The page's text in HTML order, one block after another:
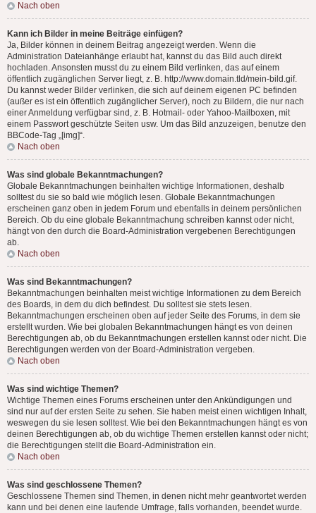
Nach oben
Kann ich Bilder in meine Beiträge einfügen?
Ja, Bilder können in deinem Beitrag angezeigt werden. Wenn die
Administration Dateianhänge erlaubt hat, kannst du das Bild auch direkt
hochladen. Ansonsten musst du zu einem Bild verlinken, das auf einem
öffentlich zugänglichen Server liegt, z. B. http://www.domain.tld/mein-bild.gif.
Du kannst weder Bilder verlinken, die sich auf deinem eigenen PC befinden
(außer es ist ein öffentlich zugänglicher Server), noch zu Bildern, die nur nach
einer Anmeldung verfügbar sind, z. B. Hotmail- oder Yahoo-Mailboxen, mit
einem Passwort geschützte Seiten usw. Um das Bild anzuzeigen, benutze den
BBCode-Tag „[img]“.
Nach oben
Was sind globale Bekanntmachungen?
Globale Bekanntmachungen beinhalten wichtige Informationen, deshalb
solltest du sie so bald wie möglich lesen. Globale Bekanntmachungen
erscheinen ganz oben in jedem Forum und ebenfalls in deinem persönlichen
Bereich. Ob du eine globale Bekanntmachung schreiben kannst oder nicht,
hängt von den durch die Board-Administration vergebenen Berechtigungen
ab.
Nach oben
Was sind Bekanntmachungen?
Bekanntmachungen beinhalten meist wichtige Informationen zu dem Bereich
des Boards, in dem du dich befindest. Du solltest sie stets lesen.
Bekanntmachungen erscheinen oben auf jeder Seite des Forums, in dem sie
erstellt wurden. Wie bei globalen Bekanntmachungen hängt es von deinen
Berechtigungen ab, ob du Bekanntmachungen erstellen kannst oder nicht. Die
Berechtigungen werden von der Board-Administration vergeben.
Nach oben
Was sind wichtige Themen?
Wichtige Themen eines Forums erscheinen unter den Ankündigungen und
sind nur auf der ersten Seite zu sehen. Sie haben meist einen wichtigen Inhalt,
weswegen du sie lesen solltest. Wie bei den Bekanntmachungen hängt es von
deinen Berechtigungen ab, ob du wichtige Themen erstellen kannst oder nicht;
die Berechtigungen stellt die Board-Administration ein.
Nach oben
Was sind geschlossene Themen?
Geschlossene Themen sind Themen, in denen nicht mehr geantwortet werden
kann und bei denen eine laufende Umfrage, falls vorhanden, beendet wurde.